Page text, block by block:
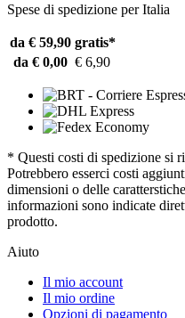
Spese di spedizione per Italia
da € 59,90 gratis*
da € 0,00 € 6,90
* Questi costi di spedizione si
Potrebbero esserci costi
dimensioni o delle
informazioni sono indicate
prodotto.
Aiuto
Il mio account
Il mio ordine
Opzioni di pagamento